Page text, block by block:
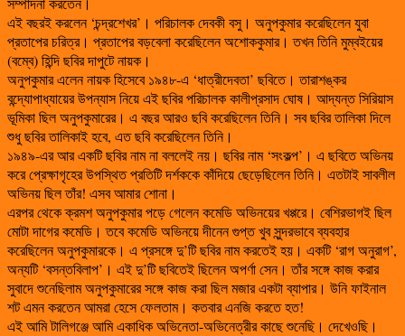
এই বছরই করলেন ‘চন্দ্রশেখর’। পরিচালক দেবকী বসু। অনুপকুমার করেছিলেন যুবা
প্রতাপের চরিত্র। প্রতাপের বড়বেলা করেছিলেন অশোককুমার। তখন তিনি মুম্বইয়ের
(বম্বে) হিন্দি ছবির দাপুটে নায়ক।
অনুপকুমার এলেন নায়ক হিসেবে ১৯৪৮-এ ‘ধাত্রীদেবতা’ ছবিতে। তারাশঙ্কর
বন্দ্যোপাধ্যায়ের উপন্যাস নিয়ে এই ছবির পরিচালক কালীপ্রসাদ ঘোষ। আদ্যন্ত সিরিয়াস
ভূমিকা ছিল অনুপকুমারের। এ বছর আরও ছবি করেছিলেন তিনি। সব ছবির তালিকা দিলে
শুধু ছবির তালিকাই হবে, এত ছবি করেছিলেন তিনি।
১৯৪৯-এর আর একটি ছবির নাম না বললেই নয়। ছবির নাম ‘সংকল্প’। এ ছবিতে অভিনয়
করে প্রেক্ষাগৃহের উপস্থিত প্রতিটি দর্শককে কাঁদিয়ে ছেড়েছিলেন তিনি। এতটাই সাবলীল
অভিনয় ছিল তাঁর! এসব আমার শোনা।
এরপর থেকে ক্রমশ অনুপকুমার পড়ে গেলেন কমেডি অভিনয়ের খপ্পরে। বেশিরভাগই ছিল
মোটা দাগের কমেডি। তবে কমেডি অভিনয়ে দীনেন গুপ্ত খুব সুন্দরভাবে ব্যবহার
করেছিলেন অনুপকুমারকে। এ প্রসঙ্গে দু’টি ছবির নাম করতেই হয়। একটি ‘রাগ অনুরাগ’,
অন্যটি ‘বসন্তবিলাপ’। এই দু’টি ছবিতেই ছিলেন অপর্ণা সেন। তাঁর সঙ্গে কাজ করার
সুবাদে শুনেছিলাম অনুপকুমারের সঙ্গে কাজ করা ছিল মজার একটা ব্যাপার। উনি ফাইনাল
শট এমন করতেন আমরা হেসে ফেলতাম। কতবার এনজি করতে হত!
এই আমি টালিগঞ্জে আমি একাধিক অভিনেতা-অভিনেত্রীর কাছে শুনেছি। দেখেওছি।